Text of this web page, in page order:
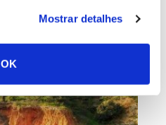
Mostrar detalhes
OK